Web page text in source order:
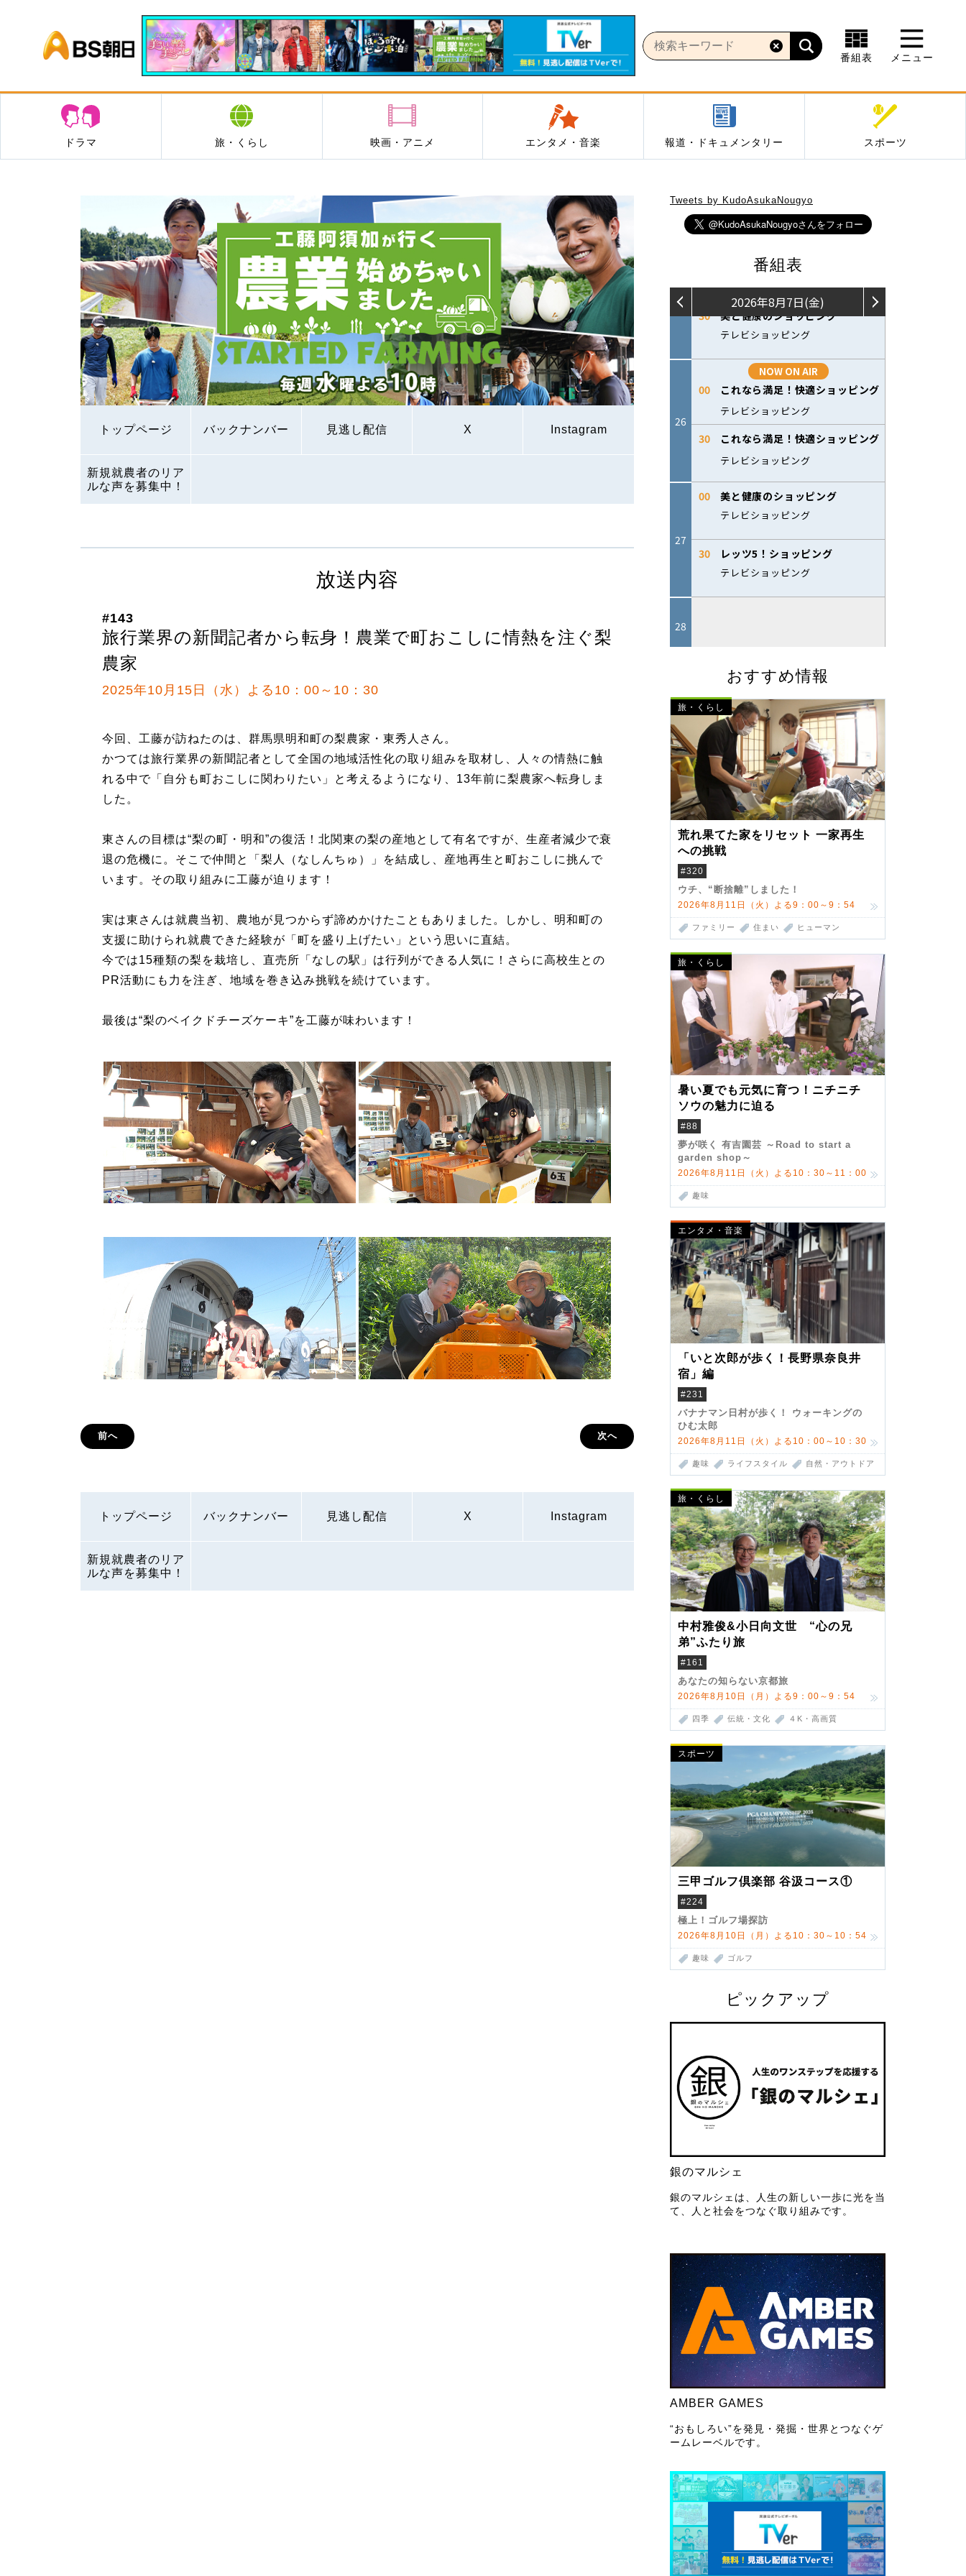
BS朝日
番組表 メニュー
ドラマ 旅・くらし 映画・アニメ エンタメ・音楽 報道・ドキュメンタリー スポーツ
トップページ バックナンバー 見逃し配信 X Instagram
新規就農者のリア
ルな声を募集中！
Tweets by KudoAsukaNougyo
番組表
おすすめ情報
旅・くらし
荒れ果てた家をリセット 一家再生
への挑戦
#320
ウチ、“断捨離”しました！
2026年8月11日（火）よる9：00～9：54
ファミリー 住まい ヒューマン
旅・くらし
暑い夏でも元気に育つ！ニチニチ
ソウの魅力に迫る
#88
夢が咲く 有吉園芸 ～Road to start a
garden shop～
2026年8月11日（火）よる10：30～11：00
趣味
エンタメ・音楽
「いと次郎が歩く！長野県奈良井
宿」編
#231
バナナマン日村が歩く！ ウォーキングの
ひむ太郎
2026年8月11日（火）よる10：00～10：30
趣味 ライフスタイル 自然・アウトドア
旅・くらし
中村雅俊&小日向文世 “心の兄
弟”ふたり旅
#161
あなたの知らない京都旅
2026年8月10日（月）よる9：00～9：54
四季 伝統・文化 ４K・高画質
スポーツ
三甲ゴルフ倶楽部 谷汲コース①
#224
極上！ゴルフ場探訪
2026年8月10日（月）よる10：30～10：54
趣味 ゴルフ
ピックアップ
銀のマルシェ
銀のマルシェは、人生の新しい一歩に光を当
て、人と社会をつなぐ取り組みです。
AMBER GAMES
“おもしろい”を発見・発掘・世界とつなぐゲ
ームレーベルです。
放送内容
#143
旅行業界の新聞記者から転身！農業で町おこしに情熱を注ぐ梨
農家
2025年10月15日（水）よる10：00～10：30
今回、工藤が訪ねたのは、群馬県明和町の梨農家・東秀人さん。
かつては旅行業界の新聞記者として全国の地域活性化の取り組みを取材し、人々の情熱に触
れる中で「自分も町おこしに関わりたい」と考えるようになり、13年前に梨農家へ転身しま
した。
東さんの目標は“梨の町・明和”の復活！北関東の梨の産地として有名ですが、生産者減少で衰
退の危機に。そこで仲間と「梨人（なしんちゅ）」を結成し、産地再生と町おこしに挑んで
います。その取り組みに工藤が迫ります！
実は東さんは就農当初、農地が見つからず諦めかけたこともありました。しかし、明和町の
支援に助けられ就農できた経験が「町を盛り上げたい」という思いに直結。
今では15種類の梨を栽培し、直売所「なしの駅」は行列ができる人気に！さらに高校生との
PR活動にも力を注ぎ、地域を巻き込み挑戦を続けています。
最後は“梨のベイクドチーズケーキ”を工藤が味わいます！
前へ 次へ
トップページ バックナンバー 見逃し配信 X Instagram
新規就農者のリア
ルな声を募集中！